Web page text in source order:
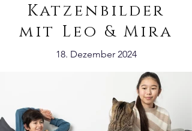
Katzenbilder
mit Leo & Mira
18. Dezember 2024